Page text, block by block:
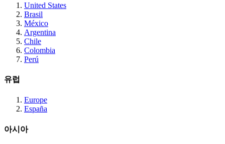
United States
Brasil
México
Argentina
Chile
Colombia
Perú
유럽
Europe
España
아시아